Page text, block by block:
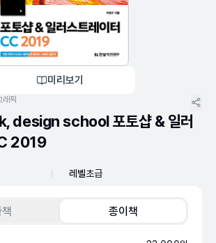
미리보기
픽
design school 포토샵 & 일러
2019
레벨초급
종이책